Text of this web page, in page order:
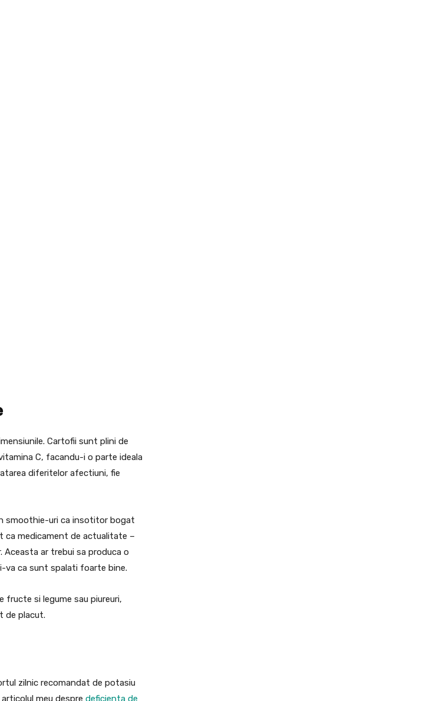
Cartofii sunt plini de
C, facandu-i o parte ideala
diferitelor afectiuni, fie
smoothie-uri ca insotitor bogat
ca medicament de actualitate –
ar trebui sa produca o
va ca sunt spalati foarte bine.
fructe si legume sau piureuri,
de placut.
zilnic recomandat de potasiu
meu despre deficienta de